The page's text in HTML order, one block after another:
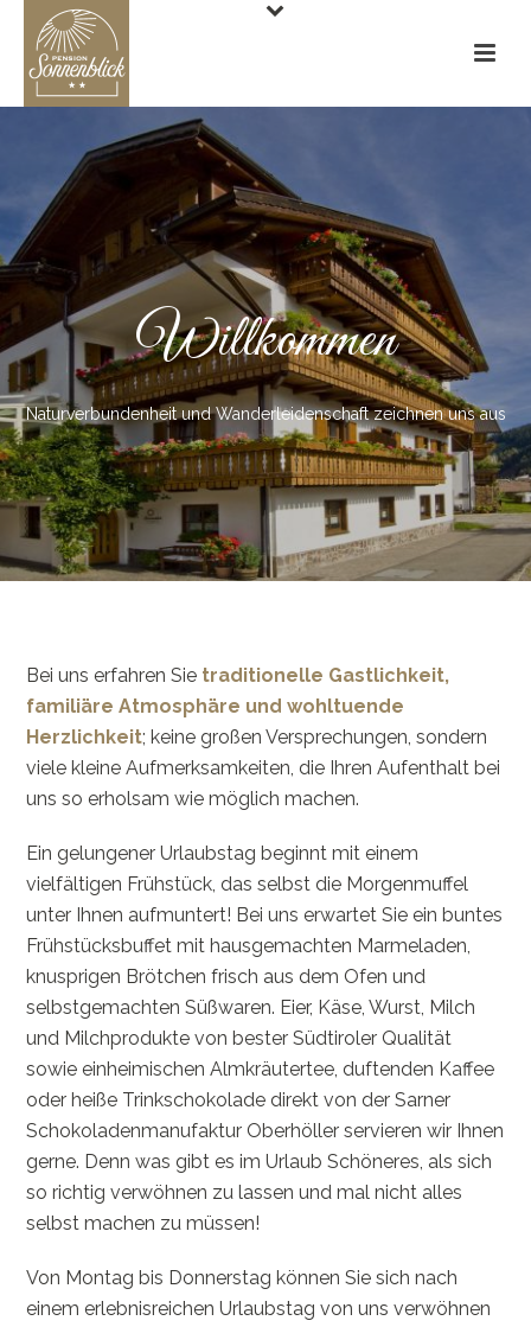
Willkommen
Naturverbundenheit und Wanderleidenschaft zeichnen uns aus
Bei uns erfahren Sie traditionelle Gastlichkeit,
familiäre Atmosphäre und wohltuende
Herzlichkeit; keine großen Versprechungen, sondern
viele kleine Aufmerksamkeiten, die Ihren Aufenthalt bei
uns so erholsam wie möglich machen.
Ein gelungener Urlaubstag beginnt mit einem
vielfältigen Frühstück, das selbst die Morgenmuffel
unter Ihnen aufmuntert! Bei uns erwartet Sie ein buntes
Frühstücksbuffet mit hausgemachten Marmeladen,
knusprigen Brötchen frisch aus dem Ofen und
selbstgemachten Süßwaren. Eier, Käse, Wurst, Milch
und Milchprodukte von bester Südtiroler Qualität
sowie einheimischen Almkräutertee, duftenden Kaffee
oder heiße Trinkschokolade direkt von der Sarner
Schokoladenmanufaktur Oberhöller servieren wir Ihnen
gerne. Denn was gibt es im Urlaub Schöneres, als sich
so richtig verwöhnen zu lassen und mal nicht alles
selbst machen zu müssen!
Von Montag bis Donnerstag können Sie sich nach
einem erlebnisreichen Urlaubstag von uns verwöhnen